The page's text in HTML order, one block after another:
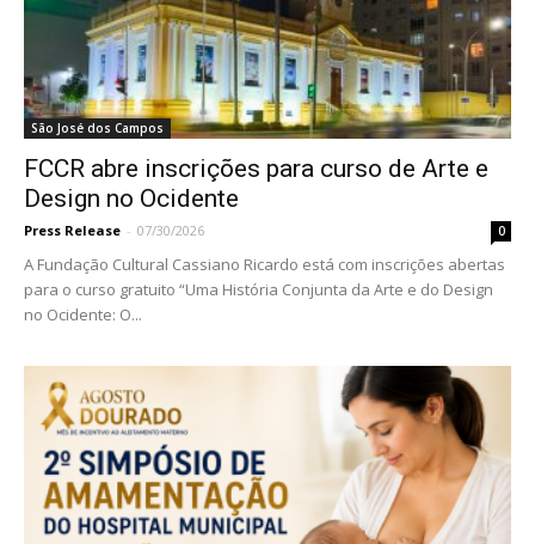
São José dos Campos
FCCR abre inscrições para curso de Arte e
Design no Ocidente
Press Release - 07/30/2026 0
A Fundação Cultural Cassiano Ricardo está com inscrições abertas
para o curso gratuito “Uma História Conjunta da Arte e do Design
no Ocidente: O...